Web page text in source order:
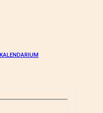
KALENDARIUM